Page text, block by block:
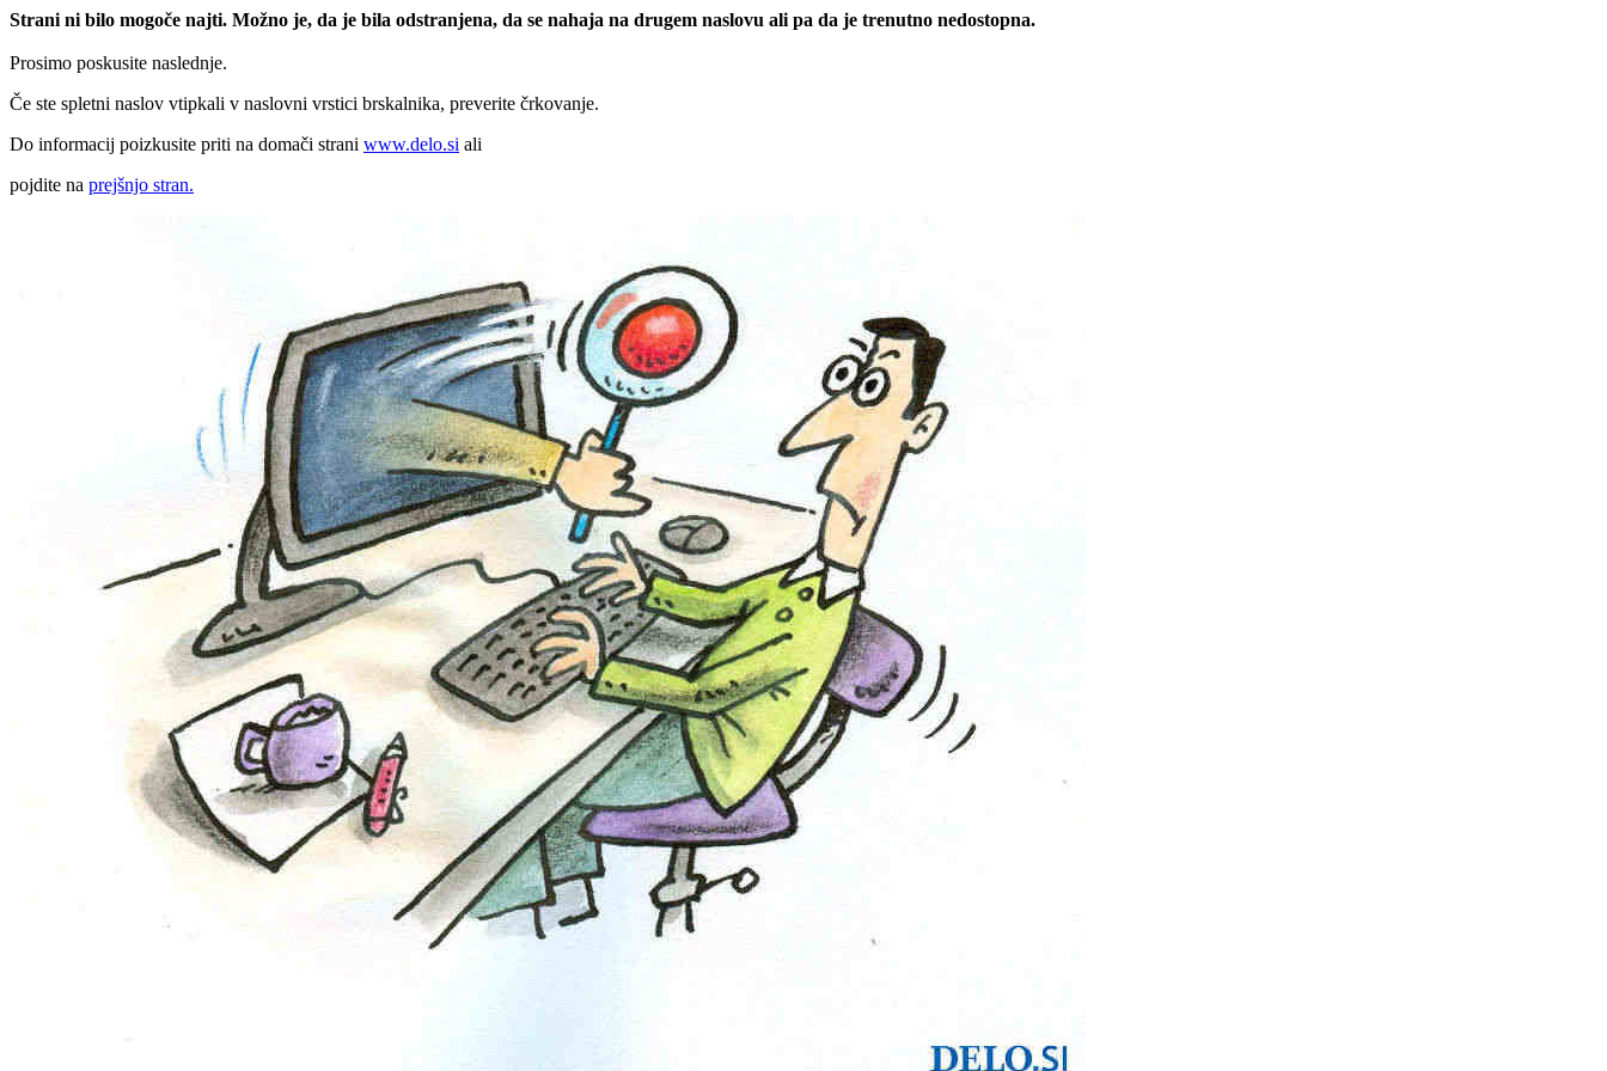
Strani ni bilo mogoče najti. Možno je, da je bila odstranjena, da se nahaja na drugem naslovu ali pa da je trenutno nedostopna.
Prosimo poskusite naslednje.
Če ste spletni naslov vtipkali v naslovni vrstici brskalnika, preverite črkovanje.
Do informacij poizkusite priti na domači strani www.delo.si ali
pojdite na prejšnjo stran.